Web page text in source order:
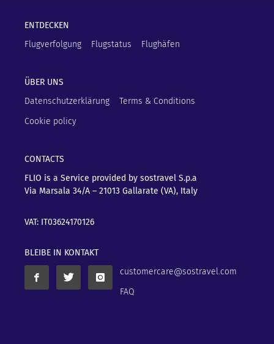
ENTDECKEN
Flugverfolgung
Flugstatus Flughäfen
ÜBER UNS
Datenschutzerklärung
Terms & Conditions
Cookie policy
CONTACTS
FLIO is a Service provided by sostravel S.p.a
Via Marsala 34/A – 21013 Gallarate (VA), Italy
VAT: IT03624170126
BLEIBE IN KONTAKT
customercare@sostravel.com
FAQ